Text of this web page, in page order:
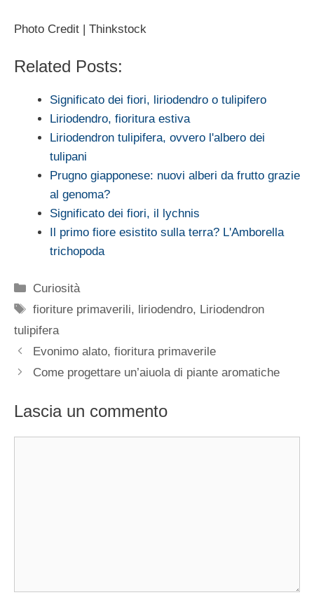
Photo Credit | Thinkstock
Related Posts:
Significato dei fiori, liriodendro o tulipifero
Liriodendro, fioritura estiva
Liriodendron tulipifera, ovvero l'albero dei
tulipani
Prugno giapponese: nuovi alberi da frutto grazie
al genoma?
Significato dei fiori, il lychnis
Il primo fiore esistito sulla terra? L'Amborella
trichopoda
Categorie
Curiosità
Tag
fioriture primaverili, liriodendro, Liriodendron
tulipifera
Evonimo alato, fioritura primaverile
Come progettare un’aiuola di piante aromatiche
Lascia un commento